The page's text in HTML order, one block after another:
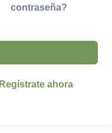
contraseña?
Regístrate ahora